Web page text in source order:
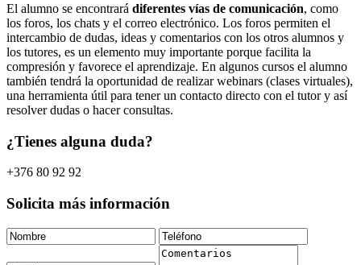
El alumno se encontrará diferentes vías de comunicación, como
los foros, los chats y el correo electrónico. Los foros permiten el
intercambio de dudas, ideas y comentarios con los otros alumnos y
los tutores, es un elemento muy importante porque facilita la
compresión y favorece el aprendizaje. En algunos cursos el alumno
también tendrá la oportunidad de realizar webinars (clases virtuales),
una herramienta útil para tener un contacto directo con el tutor y así
resolver dudas o hacer consultas.
¿Tienes alguna duda?
+376 80 92 92
Solicita más información